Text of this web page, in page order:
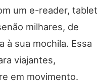
um e-reader, tablet
milhares, de
à sua mochila. Essa
viajantes,
em movimento.